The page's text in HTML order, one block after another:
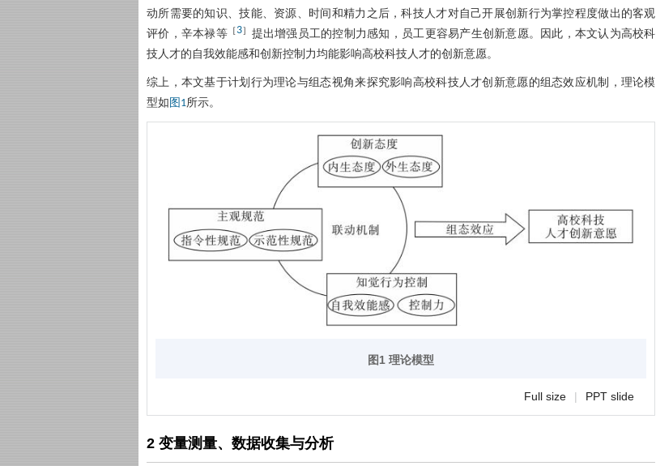
动所需要的知识、技能、资源、时间和精力之后，科技人才对自己开展创新行为掌控程度做出的客观
评价，辛本禄等［3］ 提出增强员工的控制力感知，员工更容易产生创新意愿。因此，本文认为高校科
技人才的自我效能感和创新控制力均能影响高校科技人才的创新意愿。
综上，本文基于计划行为理论与组态视角来探究影响高校科技人才创新意愿的组态效应机制，理论模
型如 图1所示。
图1 理论模型
Full size | PPT slide
2 变量测量、数据收集与分析